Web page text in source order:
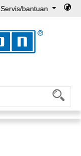
Servis/bantuan